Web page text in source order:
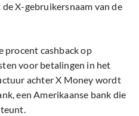
X-gebruikersnaam van de
procent cashback op
voor betalingen in het
achter X Money wordt
een Amerikaanse bank die